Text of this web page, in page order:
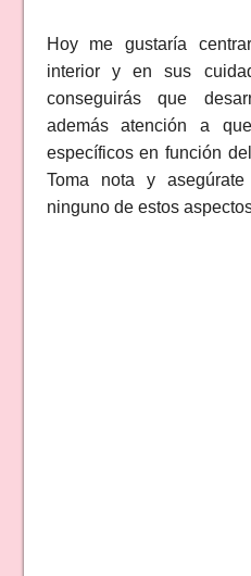
Hoy me gustaría
interior y en sus
conseguirás que
además atención a
específicos en función
Toma nota y
ninguno de estos